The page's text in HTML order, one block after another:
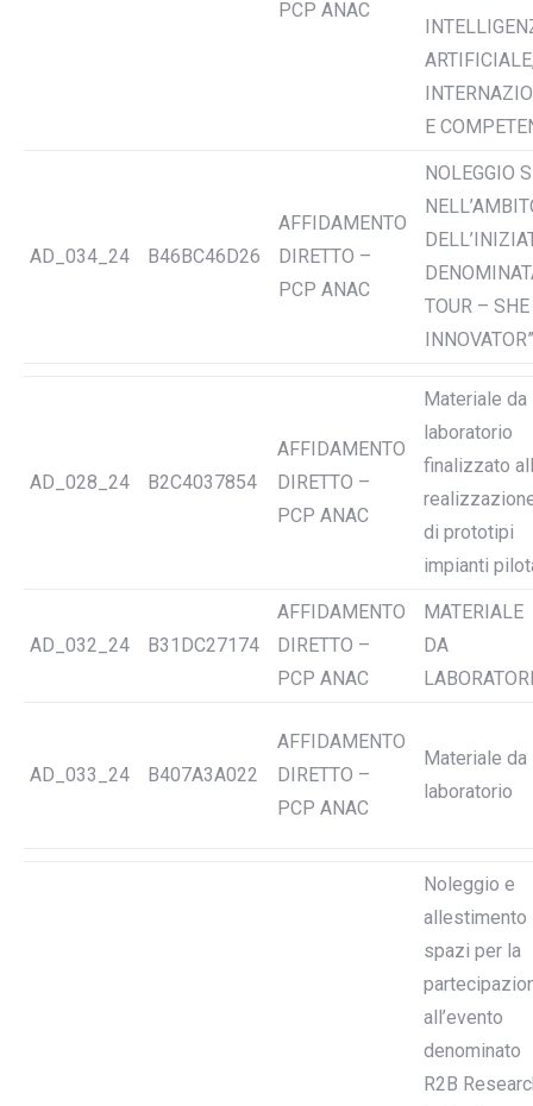
PCP ANAC
E
AD_034_24 B46BC46D26
AFFIDAMENTO
DIRETTO –
PCP ANAC
NOLEGGIO
TOUR –
INNOVATOR”
AD_028_24 B2C4037854
AFFIDAMENTO
DIRETTO –
PCP ANAC
Materiale da
laboratorio
finalizzato
di prototipi
impianti
AD_032_24 B31DC27174
AFFIDAMENTO
DIRETTO –
PCP ANAC
MATERIALE
DA
AD_033_24 B407A3A022
AFFIDAMENTO
DIRETTO –
PCP ANAC
Materiale da
laboratorio
Noleggio e
allestimento
spazi per la
all’evento
denominato
R2B